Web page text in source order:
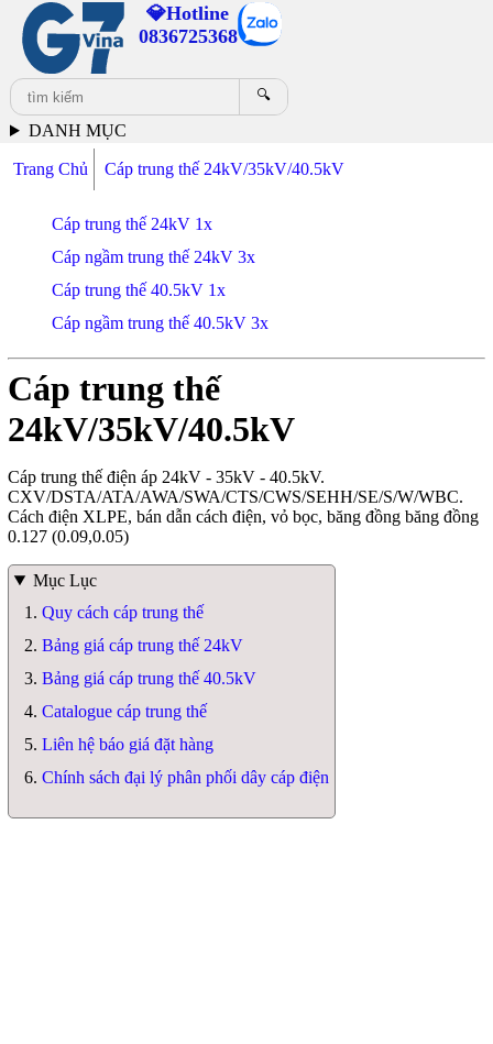
💎Hotline
0836725368
🔍
DANH MỤC
Trang Chủ Cáp trung thế 24kV/35kV/40.5kV
Cáp trung thế 24kV 1x
Cáp ngầm trung thế 24kV 3x
Cáp trung thế 40.5kV 1x
Cáp ngầm trung thế 40.5kV 3x
Cáp trung thế
24kV/35kV/40.5kV
Cáp trung thế điện áp 24kV - 35kV - 40.5kV.
CXV/DSTA/ATA/AWA/SWA/CTS/CWS/SEHH/SE/S/W/WBC.
Cách điện XLPE, bán dẫn cách điện, vỏ bọc, băng đồng băng đồng
0.127 (0.09,0.05)
Mục Lục
Quy cách cáp trung thế
Bảng giá cáp trung thế 24kV
Bảng giá cáp trung thế 40.5kV
Catalogue cáp trung thế
Liên hệ báo giá đặt hàng
Chính sách đại lý phân phối dây cáp điện